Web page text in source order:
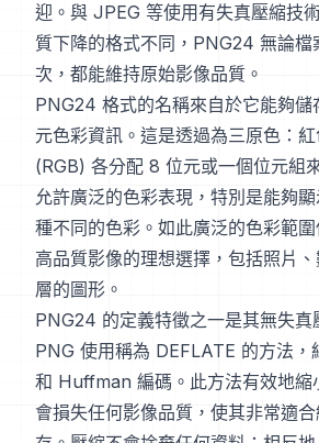
迎。與 JPEG 等使用有失真壓縮技
質下降的格式不同，PNG24 無論檔
次，都能維持原始影像品質。
PNG24 格式的名稱來自於它能夠
元色彩資訊。這是透過為三原色：
(RGB) 各分配 8 位元或一個位元組
允許廣泛的色彩表現，特別是能夠
種不同的色彩。如此廣泛的色彩範
高品質影像的理想選擇，包括照片
層的圖形。
PNG24 的定義特徵之一是其無失真
PNG 使用稱為 DEFLATE 的方法，
和 Huffman 編碼。此方法有效地縮
會損失任何影像品質，使其非常適